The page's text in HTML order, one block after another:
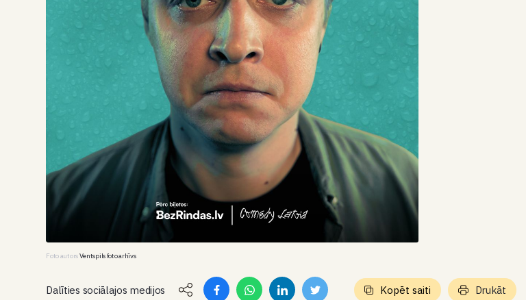
Foto autorsVentspils foto arhīvs
Dalīties sociālajos medijos Kopēt saiti Drukāt